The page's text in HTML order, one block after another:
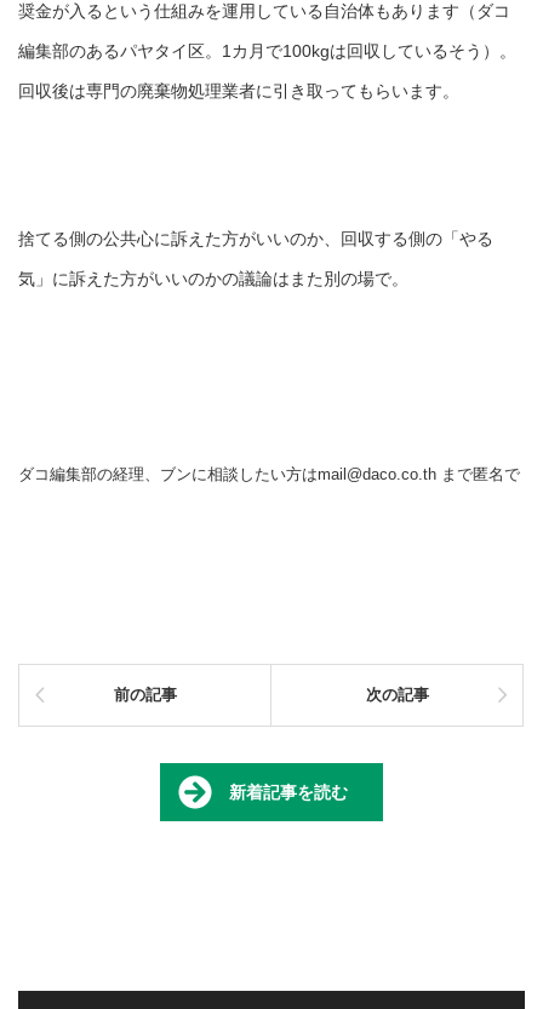
奨金が入るという仕組みを運用している自治体もあります（ダコ
編集部のあるパヤタイ区。1カ月で100kgは回収しているそう）。
回収後は専門の廃棄物処理業者に引き取ってもらいます。
捨てる側の公共心に訴えた方がいいのか、回収する側の「やる
気」に訴えた方がいいのかの議論はまた別の場で。
ダコ編集部の経理、ブンに相談したい方はmail@daco.co.th まで匿名で
前の記事 次の記事
新着記事を読む